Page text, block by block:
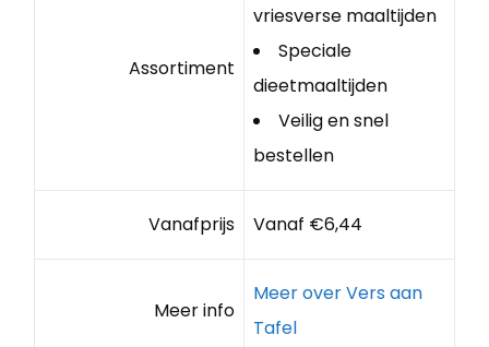
Assortiment
vriesverse maaltijden
Speciale
dieetmaaltijden
Veilig en snel
bestellen
Vanafprijs Vanaf €6,44
Meer info
Meer over Vers aan
Tafel